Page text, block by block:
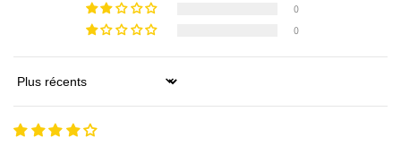
0
0
Sort by
Connexion requise
Connectez-vous à votre compte pour ajouter des
articles précédemment enregistrés.